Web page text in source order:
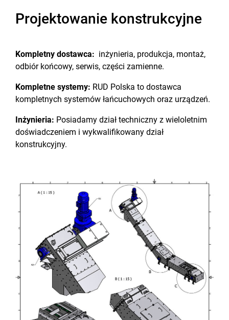
Projektowanie konstrukcyjne
Kompletny dostawca: inżynieria, produkcja, montaż,
odbiór końcowy, serwis, części zamienne.
Kompletne systemy: RUD Polska to dostawca
kompletnych systemów łańcuchowych oraz urządzeń.
Inżynieria: Posiadamy dział techniczny z wieloletnim
doświadczeniem i wykwalifikowany dział
konstrukcyjny.